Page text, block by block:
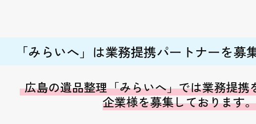
「みらいへ」は業務提携パートナーを募
広島の遺品整理「みらいへ」では業務提携
企業様を募集しております。